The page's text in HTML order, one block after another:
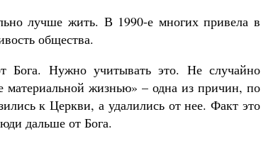
лучше жить. В 1990-е многих привела в
общества.
Бога. Нужно учитывать это. Не случайно
материальной жизнью» – одна из причин, по
к Церкви, а удалились от нее. Факт это
дальше от Бога.